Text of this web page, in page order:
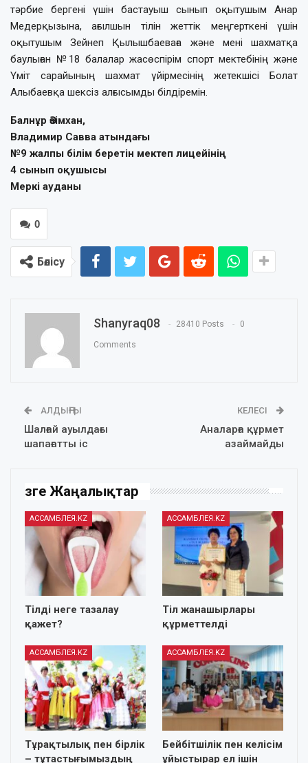
тәрбие бергені үшін бастауыш сынып оқытушым Анар
Медерқызына, ағылшын тілін жеттік меңгерткені үшін
оқытушым Зейнеп Қылышбаеваға және мені шахматқа
баулыған №18 балалар жасөспірім спорт мектебінің және
Үміт сарайының шахмат үйірмесінің жетекшісі Болат
Алыбаевқа шексіз алғысымды білдіремін.
Балнұр Әзімхан,
Владимир Савва атындағы
№9 жалпы білім беретін мектеп лицейінің
4 сынып оқушысы
Меркі ауданы
0
Бөлісу
Shanyraq08 28410 Posts 0
Comments
АЛДЫҢҒЫ
Шалғай ауылдағы
шапағатты іс
КЕЛЕСІ
Аналарға құрмет
азаймайды
Өзге Жаңалықтар
АССАМБЛЕЯ.KZ
Тілді неге тазалау
қажет?
АССАМБЛЕЯ.KZ
Тіл жанашырлары
құрметтелді
АССАМБЛЕЯ.KZ
Тұрақтылық пен бірлік
– тұтастығымыздың
АССАМБЛЕЯ.KZ
Бейбітшілік пен келісім
ұйыстырар ел ішін